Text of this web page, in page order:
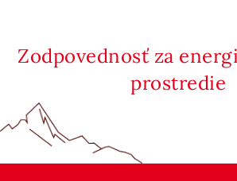
Zodpovednosť za
prostredie